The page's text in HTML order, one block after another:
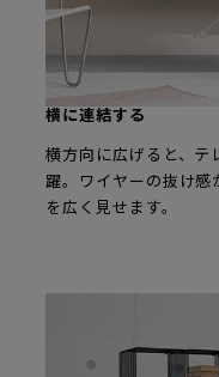
横に連結する
横方向に広げると、テ
躍。ワイヤーの抜け感
を広く見せます。